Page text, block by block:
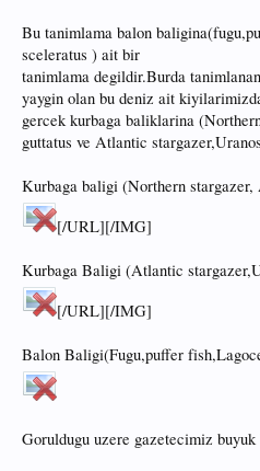
Bu tanimlama balon
sceleratus ) ait bir
tanimlama degildir.Burda
yaygin olan bu deniz ait
gercek kurbaga baliklarina
guttatus ve Atlantic
Kurbaga baligi (Northern stargazer,
[/URL][/IMG]
Kurbaga Baligi (Atlantic
[/URL][/IMG]
Balon Baligi(Fugu,puffer
Goruldugu uzere gazetecimiz